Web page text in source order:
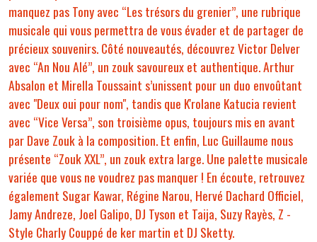
manquez pas Tony avec “Les trésors du grenier”, une rubrique
musicale qui vous permettra de vous évader et de partager de
précieux souvenirs. Côté nouveautés, découvrez Victor Delver
avec “An Nou Alé”, un zouk savoureux et authentique. Arthur
Absalon et Mirella Toussaint s’unissent pour un duo envoûtant
avec "Deux oui pour nom", tandis que K'rolane Katucia revient
avec “Vice Versa”, son troisième opus, toujours mis en avant
par Dave Zouk à la composition. Et enfin, Luc Guillaume nous
présente “Zouk XXL”, un zouk extra large. Une palette musicale
variée que vous ne voudrez pas manquer ! En écoute, retrouvez
également Sugar Kawar, Régine Narou, Hervé Dachard Officiel,
Jamy Andreze, Joel Galipo, DJ Tyson et Taija, Suzy Rayès, Z -
Style Charly Couppé de ker martin et DJ Sketty.